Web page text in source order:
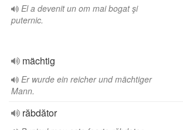
El a devenit un om mai bogat şi
puternic.
mächtig
Er wurde ein reicher und mächtiger
Mann.
răbdător